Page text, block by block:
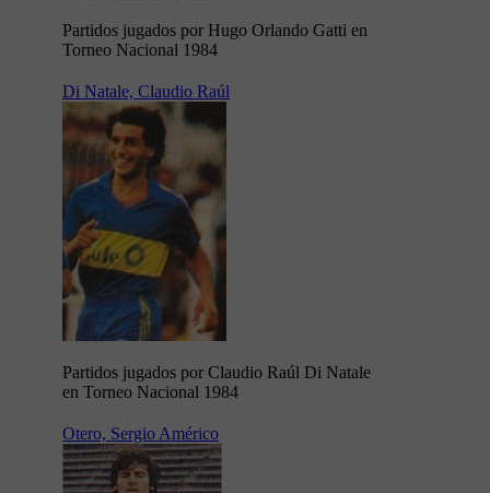
Partidos jugados por Hugo Orlando Gatti en
Torneo Nacional 1984
Di Natale, Claudio Raúl
Partidos jugados por Claudio Raúl Di Natale
en Torneo Nacional 1984
Otero, Sergio Américo